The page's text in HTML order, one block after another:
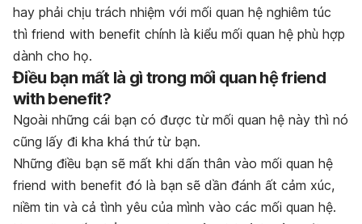
hay phải chịu trách nhiệm với mối quan hệ nghiêm túc
thì friend with benefit chính là kiểu mối quan hệ phù hợp
dành cho họ.
Điều bạn mất là gì trong mối quan hệ friend
with benefit?
Ngoài những cái bạn có được từ mối quan hệ này thì nó
cũng lấy đi kha khá thứ từ bạn.
Những điều bạn sẽ mất khi dấn thân vào mối quan hệ
friend with benefit đó là bạn sẽ dần đánh ất cảm xúc,
niềm tin và cả tình yêu của mình vào các mối quan hệ.